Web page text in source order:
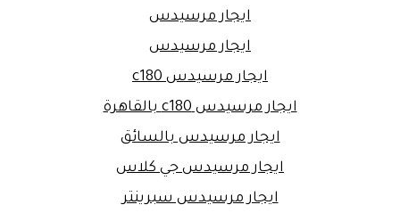
ايجار مرسيدس
ايجار مرسيدس
ايجار مرسيدس c180
ايجار مرسيدس c180 بالقاهرة
ايجار مرسيدس بالسائق
ايجار مرسيدس جي كلاس
ايجار مرسيدس سبرينتر